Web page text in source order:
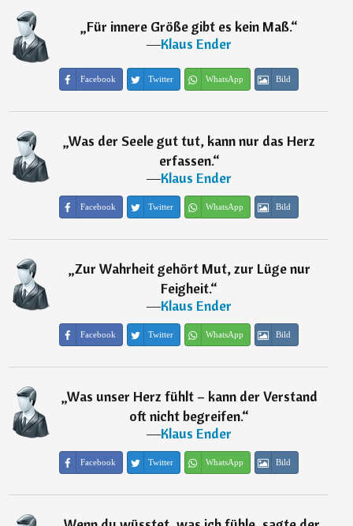
„Für innere Größe gibt es kein Maß.“
―Klaus Ender
Facebook Twitter WhatsApp Bild
„Was der Seele gut tut, kann nur das Herz
erfassen.“
―Klaus Ender
Facebook Twitter WhatsApp Bild
„Zur Wahrheit gehört Mut, zur Lüge nur
Feigheit.“
―Klaus Ender
Facebook Twitter WhatsApp Bild
„Was unser Herz fühlt – kann der Verstand
oft nicht begreifen.“
―Klaus Ender
Facebook Twitter WhatsApp Bild